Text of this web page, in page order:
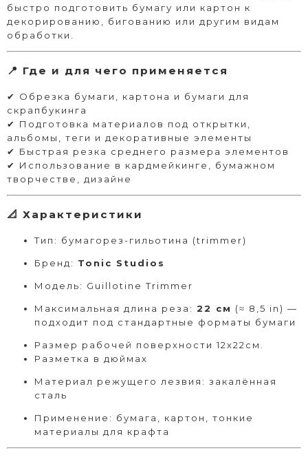
быстро подготовить бумагу или картон к
декорированию, бигованию или другим видам
обработки.
📍 Где и для чего применяется
✔ Обрезка бумаги, картона и бумаги для
скрапбукинга
✔ Подготовка материалов под открытки,
альбомы, теги и декоративные элементы
✔ Быстрая резка среднего размера элементов
✔ Использование в кардмейкинге, бумажном
творчестве, дизайне
📐 Характеристики
Тип: бумагорез-гильотина (trimmer)
Бренд: Tonic Studios
Модель: Guillotine Trimmer
Максимальная длина реза: 22 см (≈ 8,5 in) —
подходит под стандартные форматы бумаги
Размер рабочей поверхности 12х22см.
Разметка в дюймах
Материал режущего лезвия: закалённая
сталь
Применение: бумага, картон, тонкие
материалы для крафта